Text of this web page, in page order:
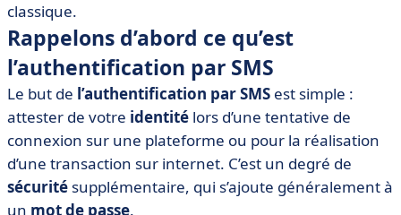
classique.
Rappelons d’abord ce qu’est
l’authentification par SMS
Le but de l’authentification par SMS est simple :
attester de votre identité lors d’une tentative de
connexion sur une plateforme ou pour la réalisation
d’une transaction sur internet. C’est un degré de
sécurité supplémentaire, qui s’ajoute généralement à
un mot de passe.